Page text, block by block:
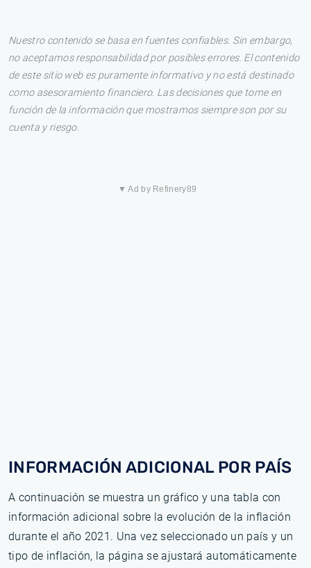
Nuestro contenido se basa en fuentes confiables. Sin embargo,
no aceptamos responsabilidad por posibles errores. El contenido
de este sitio web es puramente informativo y no está destinado
como asesoramiento financiero. Las decisiones que tome en
función de la información que mostramos siempre son por su
cuenta y riesgo.
▼ Ad by Refinery89
INFORMACIÓN ADICIONAL POR PAÍS
A continuación se muestra un gráfico y una tabla con
información adicional sobre la evolución de la inflación
durante el año 2021. Una vez seleccionado un país y un
tipo de inflación, la página se ajustará automáticamente